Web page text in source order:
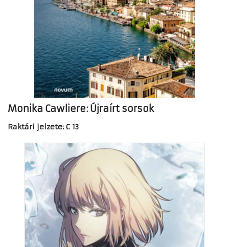
Monika Cawliere: Újraírt sorsok
Raktári jelzete: C 13